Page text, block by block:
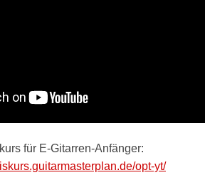
für E-Gitarren-Anfänger:
opt-yt/